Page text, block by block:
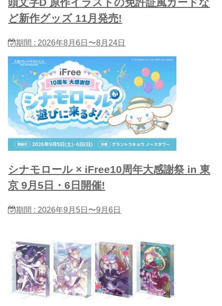
ど新作グッズ 11月発売!
期間 : 2026年8月6日〜8月24日
シナモロール × iFree10周年大感謝祭 in 東
京 9月5日・6日開催!
期間 : 2026年9月5日〜9月6日